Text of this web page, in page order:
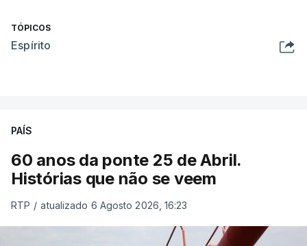
TÓPICOS
Espírito
PAÍS
60 anos da ponte 25 de Abril.
Histórias que não se veem
RTP / atualizado 6 Agosto 2026, 16:23